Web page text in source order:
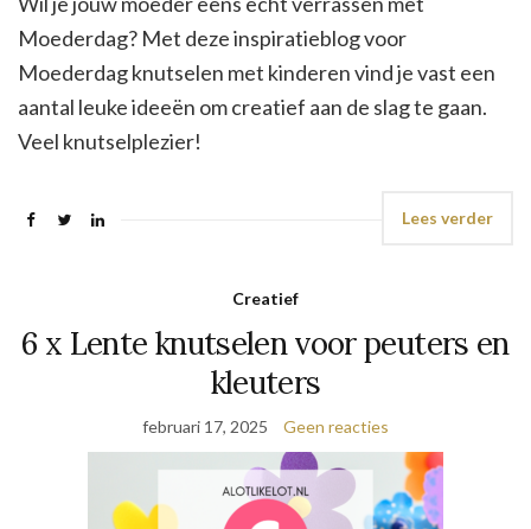
Moederdag? Met deze inspiratieblog voor
Moederdag knutselen met kinderen vind je vast een
aantal leuke ideeën om creatief aan de slag te gaan.
Veel knutselplezier!
Lees verder
Creatief
6 x Lente knutselen voor peuters en
kleuters
februari 17, 2025 Geen reacties